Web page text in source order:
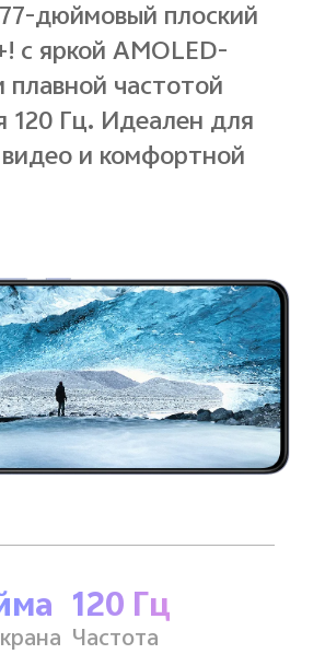
дюймовый плоский
с яркой AMOLED-
плавной частотой
120 Гц. Идеален для
и комфортной
120 Гц
Частота